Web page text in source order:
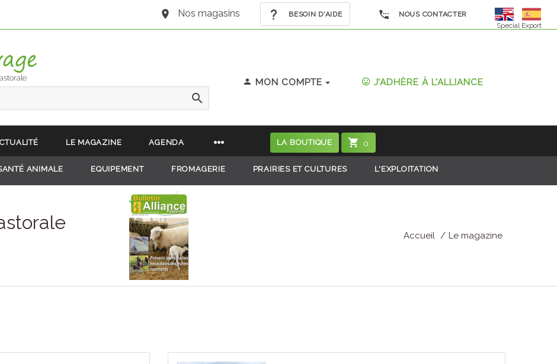
Nos magasins BESOIN D'AIDE
NOUS CONTACTER
Special Export
MON COMPTE J'ADHÈRE À L'ALLIANCE
LE MAGAZINE AGENDA LA BOUTIQUE 0
ANIMALE EQUIPEMENT FROMAGERIE PRAIRIES ET CULTURES L'EXPLOITATION
Accueil Le magazine